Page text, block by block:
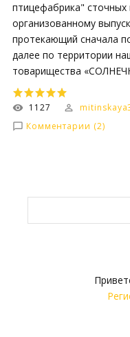
птицефабрика" сточных
организованному
протекающий сначала
далее по территории
товарищества
1127
Комментарии (2)